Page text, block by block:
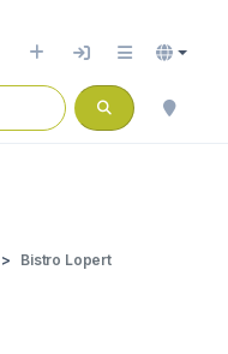
Bistro Lopert